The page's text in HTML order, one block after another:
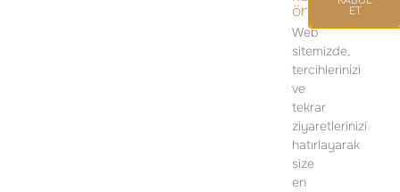
önemsiyoruz.
Web
sitemizde,
tercihlerinizi
ve
tekrar
ziyaretlerinizi
hatırlayarak
size
en
ET